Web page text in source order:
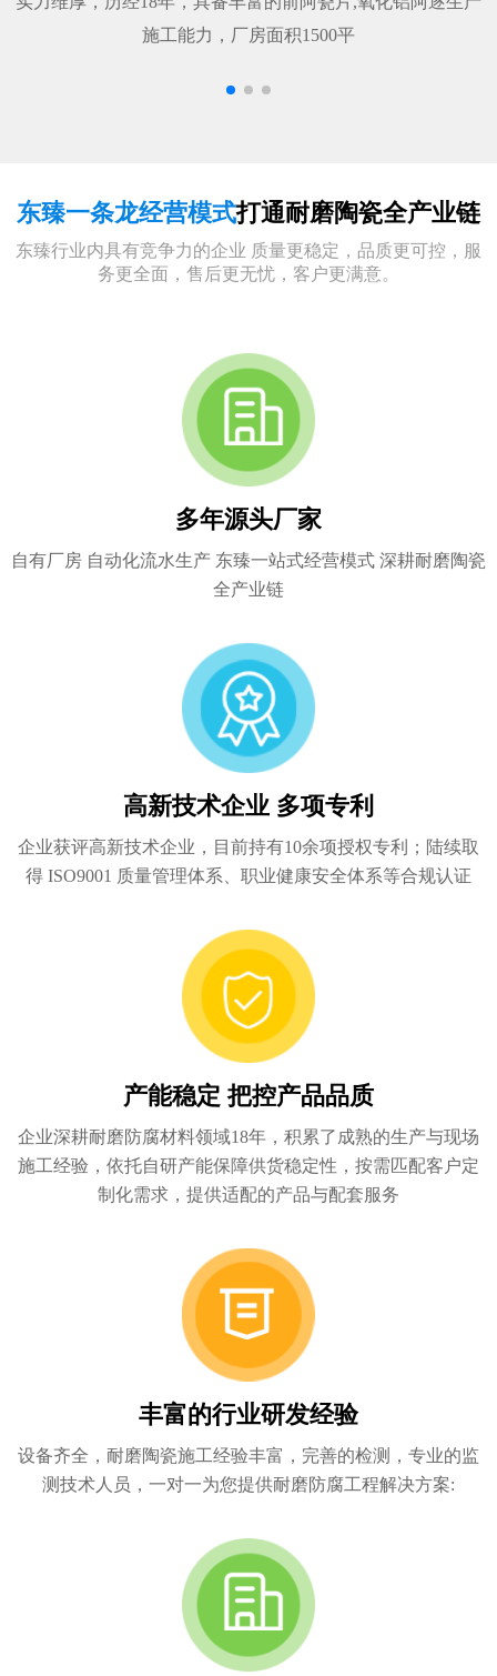
施工能力，厂房面积1500平
东臻一条龙经营模式打通耐磨陶瓷全产业链
东臻行业内具有竞争力的企业 质量更稳定，品质更可控，服
务更全面，售后更无忧，客户更满意。
多年源头厂家
自有厂房 自动化流水生产 东臻一站式经营模式 深耕耐磨陶瓷
全产业链
高新技术企业 多项专利
企业获评高新技术企业，目前持有10余项授权专利；陆续取
得 ISO9001 质量管理体系、职业健康安全体系等合规认证
产能稳定 把控产品品质
企业深耕耐磨防腐材料领域18年，积累了成熟的生产与现场
施工经验，依托自研产能保障供货稳定性，按需匹配客户定
制化需求，提供适配的产品与配套服务
丰富的行业研发经验
设备齐全，耐磨陶瓷施工经验丰富，完善的检测，专业的监
测技术人员，一对一为您提供耐磨防腐工程解决方案: